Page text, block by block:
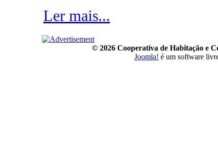
Ler mais...
© 2026 Cooperativa de Habitação e
Joomla! é um software